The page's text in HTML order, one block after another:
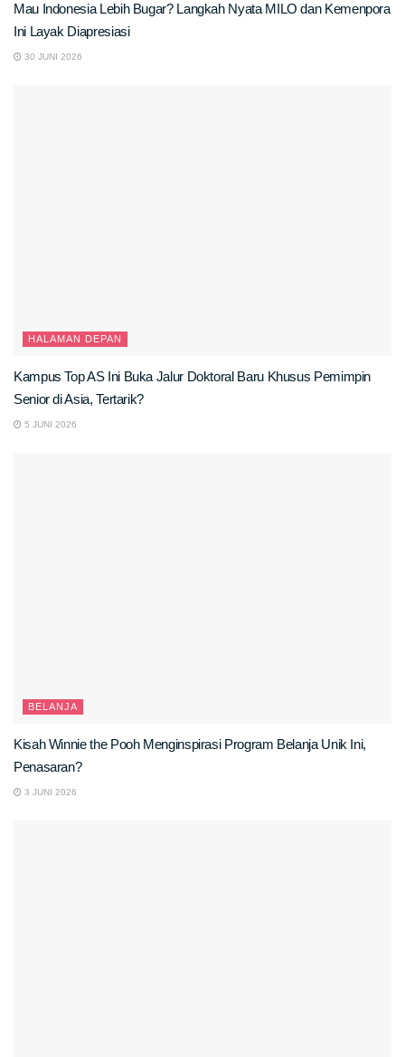
Mau Indonesia Lebih Bugar? Langkah Nyata MILO dan Kemenpora
Ini Layak Diapresiasi
30 JUNI 2026
HALAMAN DEPAN
Kampus Top AS Ini Buka Jalur Doktoral Baru Khusus Pemimpin
Senior di Asia, Tertarik?
5 JUNI 2026
BELANJA
Kisah Winnie the Pooh Menginspirasi Program Belanja Unik Ini,
Penasaran?
3 JUNI 2026